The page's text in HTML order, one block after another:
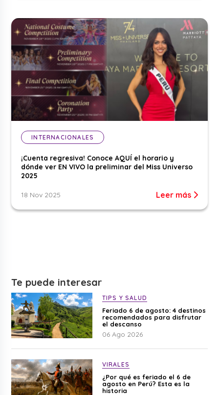
INTERNACIONALES
¡Cuenta regresiva! Conoce AQUÍ el horario y
dónde ver EN VIVO la preliminar del Miss Universo
2025
18 Nov 2025 Leer más
Te puede interesar
TIPS Y SALUD
Feriado 6 de agosto: 4 destinos
recomendados para disfrutar
el descanso
06 Ago 2026
VIRALES
¿Por qué es feriado el 6 de
agosto en Perú? Esta es la
historia